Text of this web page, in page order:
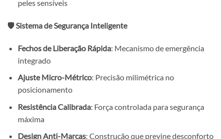
peles sensíveis
🛡️ Sistema de Segurança Inteligente
Fechos de Liberação Rápida: Mecanismo de emergência
integrado
Ajuste Micro-Métrico: Precisão milimétrica no
posicionamento
Resistência Calibrada: Força controlada para segurança
máxima
Design Anti-Marcas: Construção que previne desconforto